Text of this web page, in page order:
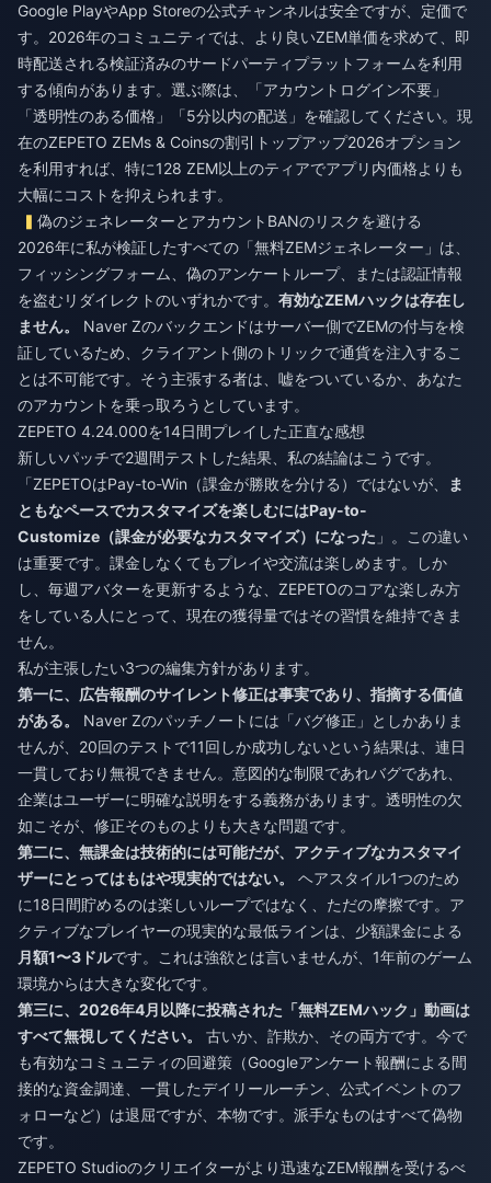
Google PlayやApp Storeの公式チャンネルは安全ですが、定価で
す。2026年のコミュニティでは、より良いZEM単価を求めて、即
時配送される検証済みのサードパーティプラットフォームを利用
する傾向があります。選ぶ際は、「アカウントログイン不要」
「透明性のある価格」「5分以内の配送」を確認してください。現
在のZEPETO ZEMs & Coinsの割引トップアップ2026オプション
を利用すれば、特に128 ZEM以上のティアでアプリ内価格よりも
大幅にコストを抑えられます。
偽のジェネレーターとアカウントBANのリスクを避ける
2026年に私が検証したすべての「無料ZEMジェネレーター」は、
フィッシングフォーム、偽のアンケートループ、または認証情報
を盗むリダイレクトのいずれかです。 有効なZEMハックは存在し
ません。
Naver Zのバックエンドはサーバー側でZEMの付与を検
証しているため、クライアント側のトリックで通貨を注入するこ
とは不可能です。そう主張する者は、嘘をついているか、あなた
のアカウントを乗っ取ろうとしています。
ZEPETO 4.24.000を14日間プレイした正直な感想
新しいパッチで2週間テストした結果、私の結論はこうです。
「ZEPETOはPay-to-Win（課金が勝敗を分ける）ではないが、
ま
ともなペースでカスタマイズを楽しむにはPay-to-
Customize（課金が必要なカスタマイズ）になった 」。この違い
は重要です。課金しなくてもプレイや交流は楽しめます。しか
し、毎週アバターを更新するような、ZEPETOのコアな楽しみ方
をしている人にとって、現在の獲得量ではその習慣を維持できま
せん。
私が主張したい3つの編集方針があります。
第一に、広告報酬のサイレント修正は事実であり、指摘する価値
がある。
Naver Zのパッチノートには「バグ修正」としかありま
せんが、20回のテストで11回しか成功しないという結果は、連日
一貫しており無視できません。意図的な制限であれバグであれ、
企業はユーザーに明確な説明をする義務があります。透明性の欠
如こそが、修正そのものよりも大きな問題です。
第二に、無課金は技術的には可能だが、アクティブなカスタマイ
ザーにとってはもはや現実的ではない。
ヘアスタイル1つのため
に18日間貯めるのは楽しいループではなく、ただの摩擦です。ア
クティブなプレイヤーの現実的な最低ラインは、少額課金による
月額1〜3ドルです。これは強欲とは言いませんが、1年前のゲーム
環境からは大きな変化です。
第三に、2026年4月以降に投稿された「無料ZEMハック」動画は
すべて無視してください。
古いか、詐欺か、その両方です。今で
も有効なコミュニティの回避策（Googleアンケート報酬による間
接的な資金調達、一貫したデイリールーチン、公式イベントのフ
ォローなど）は退屈ですが、本物です。派手なものはすべて偽物
です。
ZEPETO Studioのクリエイターがより迅速なZEM報酬を受けるべ